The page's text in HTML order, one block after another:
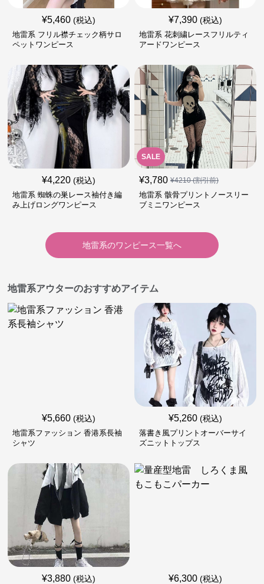
¥5,460 (税込)
地雷系 フリル襟チェック柄サロ
ペットワンピース
¥7,390 (税込)
地雷系 花刺繍レースフリルティ
アードワンピース
¥4,220 (税込)
地雷系 蜘蛛の巣レース袖付き編
み上げロングワンピース
SALE
¥3,780 ¥4210(割引前)
地雷系 骸骨プリントノースリー
ブミニワンピース
地雷系のワンピース一覧へ
地雷系アウターのおすすめアイテム
¥5,660 (税込)
地雷系ファッション 香港系長袖
シャツ
¥5,260 (税込)
落書き風プリントオーバーサイ
ズニットトップス
¥3,880 (税込) ¥6,300 (税込)